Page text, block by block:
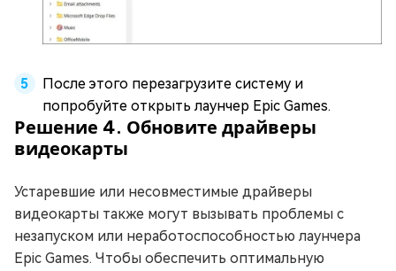
После этого перезагрузите систему и
попробуйте открыть лаунчер Epic Games.
Решение 4. Обновите драйверы
видеокарты
Устаревшие или несовместимые драйверы
видеокарты также могут вызывать проблемы с
незапуском или неработоспособностью лаунчера
Epic Games. Чтобы обеспечить оптимальную